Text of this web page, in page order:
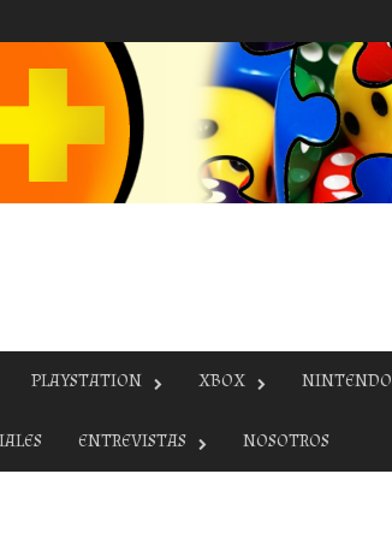
PLAYSTATION XBOX NINTENDO
ENTREVISTAS NOSOTROS